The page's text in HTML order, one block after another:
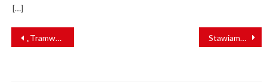
[…]
NAWIGACJA
WPISU
„Tramwajowy” pomnik w Elblągu Stawiamy na niezawodność – o autorskim rozwiązaniu dedykowanym branży szynowej mówi Heinrich Kusmierek